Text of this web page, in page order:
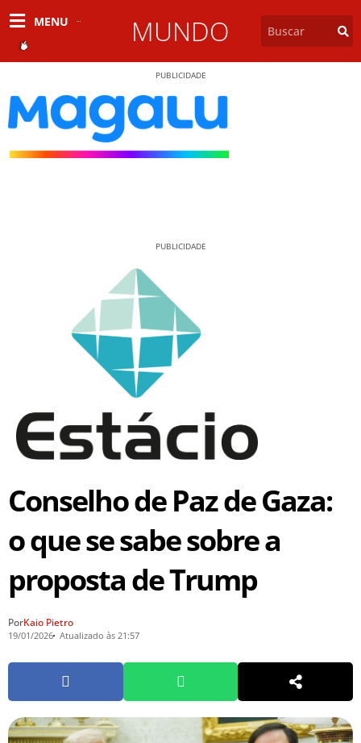
MENU MUNDO
PUBLICIDADE
PUBLICIDADE
Conselho de Paz de Gaza:
o que se sabe sobre a
proposta de Trump
PorKaio Pietro
19/01/2026 Atualizado às 21:57